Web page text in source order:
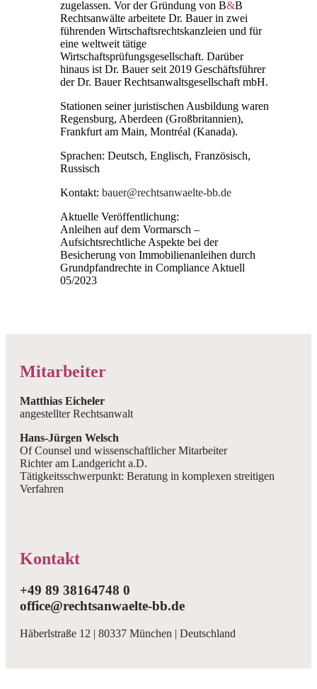
zugelassen. Vor der Gründung von B&B
Rechtsanwälte arbeitete Dr. Bauer in zwei
führenden Wirtschaftsrechtskanzleien und für
eine weltweit tätige
Wirtschaftsprüfungsgesellschaft. Darüber
hinaus ist Dr. Bauer seit 2019 Geschäftsführer
der Dr. Bauer Rechtsanwaltsgesellschaft mbH.
Stationen seiner juristischen Ausbildung waren
Regensburg, Aberdeen (Großbritannien),
Frankfurt am Main, Montréal (Kanada).
Sprachen: Deutsch, Englisch, Französisch,
Russisch
Kontakt: bauer@rechtsanwaelte-bb.de
Aktuelle Veröffentlichung:
Anleihen auf dem Vormarsch –
Aufsichtsrechtliche Aspekte bei der
Besicherung von Immobilienanleihen durch
Grundpfandrechte in Compliance Aktuell
05/2023
Mitarbeiter
Matthias Eicheler
angestellter Rechtsanwalt
Hans-Jürgen Welsch
Of Counsel und wissenschaftlicher Mitarbeiter
Richter am Landgericht a.D.
Tätigkeitsschwerpunkt: Beratung in komplexen streitigen
Verfahren
Kontakt
+49 89 38164748 0
office@rechtsanwaelte-bb.de
Häberlstraße 12 | 80337 München | Deutschland